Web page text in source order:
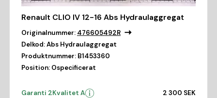
Renault CLIO IV 12-16 Abs Hydraulaggregat
Originalnummer: 476605492R
Delkod:Abs Hydraulaggregat
Produktnummer: B1453360
Position: Ospecificerat
Garanti 2Kvalitet A 2 300 SEK